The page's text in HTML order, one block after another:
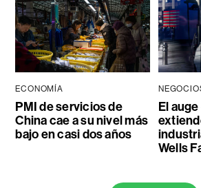
ECONOMÍA
PMI de servicios de
China cae a su nivel más
bajo en casi dos años
El
Wells